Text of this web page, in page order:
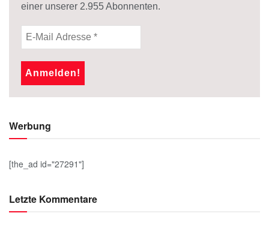
einer unserer 2.955Abonnenten.
Werbung
[the_ad id="27291"]
Letzte Kommentare